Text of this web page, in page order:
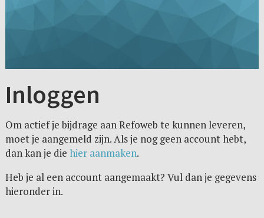
Inloggen
Om actief je bijdrage aan Refoweb te kunnen leveren,
moet je aangemeld zijn. Als je nog geen account hebt,
dan kan je die hier aanmaken.
Heb je al een account aangemaakt? Vul dan je gegevens
hieronder in.